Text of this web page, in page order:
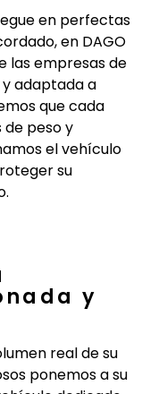
en perfectas
en DAGO
las empresas de
adaptada a
que cada
de peso y
el vehículo
su
y
real de su
ponemos a su